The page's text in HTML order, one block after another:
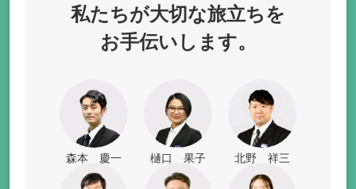
私たちが大切な旅立ちを
お手伝いします。
森本 慶一 樋口 果子 北野 祥三